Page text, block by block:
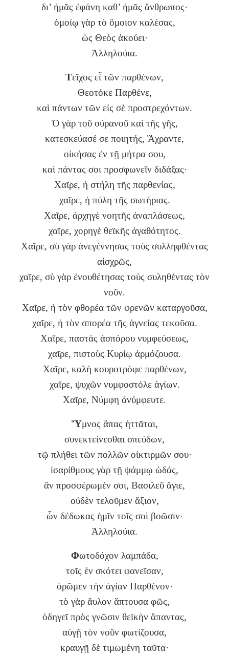
δι’ ἡμᾶς ἐφάνη καθ’ ἡμᾶς ἄνθρωπος·
ὁμοίῳ γὰρ τὸ ὅμοιον καλέσας,
ὡς Θεὸς ἀκούει·
Ἀλληλούια.
Τεῖχος εἶ τῶν παρθένων,
Θεοτόκε Παρθένε,
καὶ πάντων τῶν εἰς σὲ προστρεχόντων.
Ὁ γὰρ τοῦ οὐρανοῦ καὶ τῆς γῆς,
κατεσκεύασέ σε ποιητής, Ἄχραντε,
οἰκήσας ἐν τῇ μήτρα σου,
καὶ πάντας σοι προσφωνεῖν διδάξας·
Χαῖρε, ἡ στήλη τῆς παρθενίας,
χαῖρε, ἡ πύλη τῆς σωτήριας.
Χαῖρε, ἀρχηγὲ νοητῆς ἀναπλάσεως,
χαῖρε, χορηγὲ θεϊκῆς ἀγαθότητος.
Χαῖρε, σὺ γὰρ ἀνεγέννησας τοὺς συλληφθέντας
αἰσχρῶς,
χαῖρε, σὺ γὰρ ἐνουθέτησας τοὺς συληθέντας τὸν
νοῦν.
Χαῖρε, ἡ τὸν φθορέα τῶν φρενῶν καταργοῦσα,
χαῖρε, ἡ τὸν σπορέα τῆς ἁγνείας τεκοῦσα.
Χαῖρε, παστάς ἀσπόρου νυμφεύσεως,
χαῖρε, πιστοὺς Κυρίῳ ἁρμόζουσα.
Χαῖρε, καλὴ κουροτρόφε παρθένων,
χαῖρε, ψυχῶν νυμφοστόλε ἁγίων.
Χαῖρε, Νύμφη ἀνύμφευτε.
Ὕμνος ἅπας ἡττᾶται,
συνεκτείνεσθαι σπεύδων,
τῷ πλήθει τῶν πολλῶν οἰκτιρμῶν σου·
ἰσαρίθμους γὰρ τῇ ψάμμῳ ὠδάς,
ἂν προσφέρωμέν σοι, Βασιλεῦ ἅγιε,
οὐδὲν τελοῦμεν ἄξιον,
ὧν δέδωκας ἡμῖν τοῖς σοὶ βοῶσιν·
Ἀλληλούια.
Φωτοδόχον λαμπάδα,
τοῖς ἐν σκότει φανεῖσαν,
ὁρῶμεν τὴν ἁγίαν Παρθένον·
τὸ γὰρ ἄυλον ἅπτουσα φῶς,
ὁδηγεῖ πρὸς γνῶσιν θεϊκὴν ἅπαντας,
αὐγῇ τὸν νοῦν φωτίζουσα,
κραυγῇ δὲ τιμωμένη ταῦτα·